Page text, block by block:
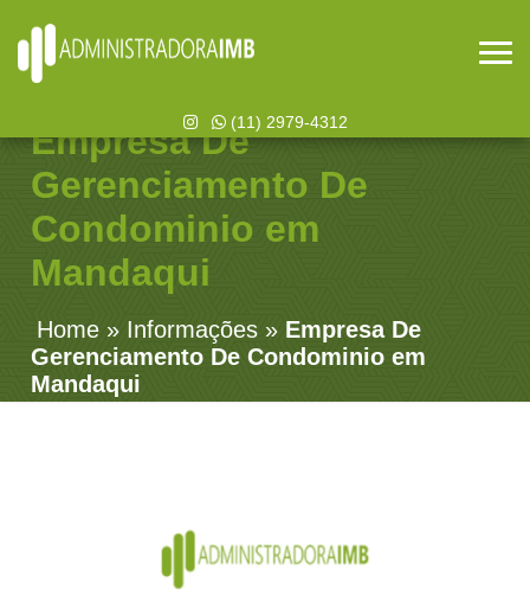
(11) 2979-4312
Empresa De
Gerenciamento De
Condominio em
Mandaqui
Home » Informações » Empresa De
Gerenciamento De Condominio em
Mandaqui